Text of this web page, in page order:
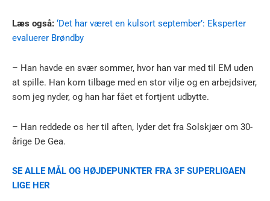
Læs også: ‘Det har været en kulsort september’: Eksperter
evaluerer Brøndby
– Han havde en svær sommer, hvor han var med til EM uden
at spille. Han kom tilbage med en stor vilje og en arbejdsiver,
som jeg nyder, og han har fået et fortjent udbytte.
– Han reddede os her til aften, lyder det fra Solskjær om 30-
årige De Gea.
SE ALLE MÅL OG HØJDEPUNKTER FRA 3F SUPERLIGAEN
LIGE HER